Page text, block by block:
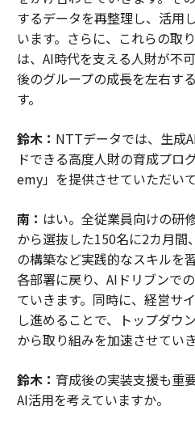
するデータを再整理し、活用
います。さらに、これらの取
は、AI時代を支える人財が不
後のグループの成長を左右す
す。
鈴木： NTTデータでは、生成
ドできる高度人財の育成プロ
emy」を提供させていただいて
南： はい。全従業員向けの研
から選抜した150名に2カ月間
の構築など実践的なスキルを
各部署に戻り、AIドリブンで
ていきます。同時に、経営サ
し進めることで、トップダウ
から取り組みを加速させていき
鈴木： 育成後の実装支援も重
AI活用を考えていますか。